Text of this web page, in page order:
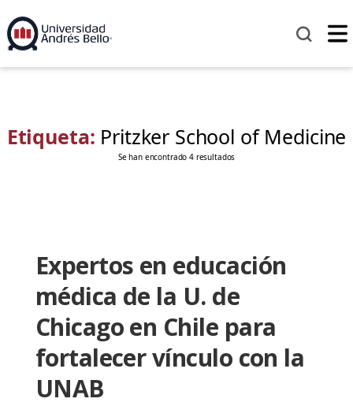
Etiqueta: Pritzker School of Medicine
Se han encontrado 4 resultados
Expertos en educación
médica de la U. de
Chicago en Chile para
fortalecer vínculo con la
UNAB